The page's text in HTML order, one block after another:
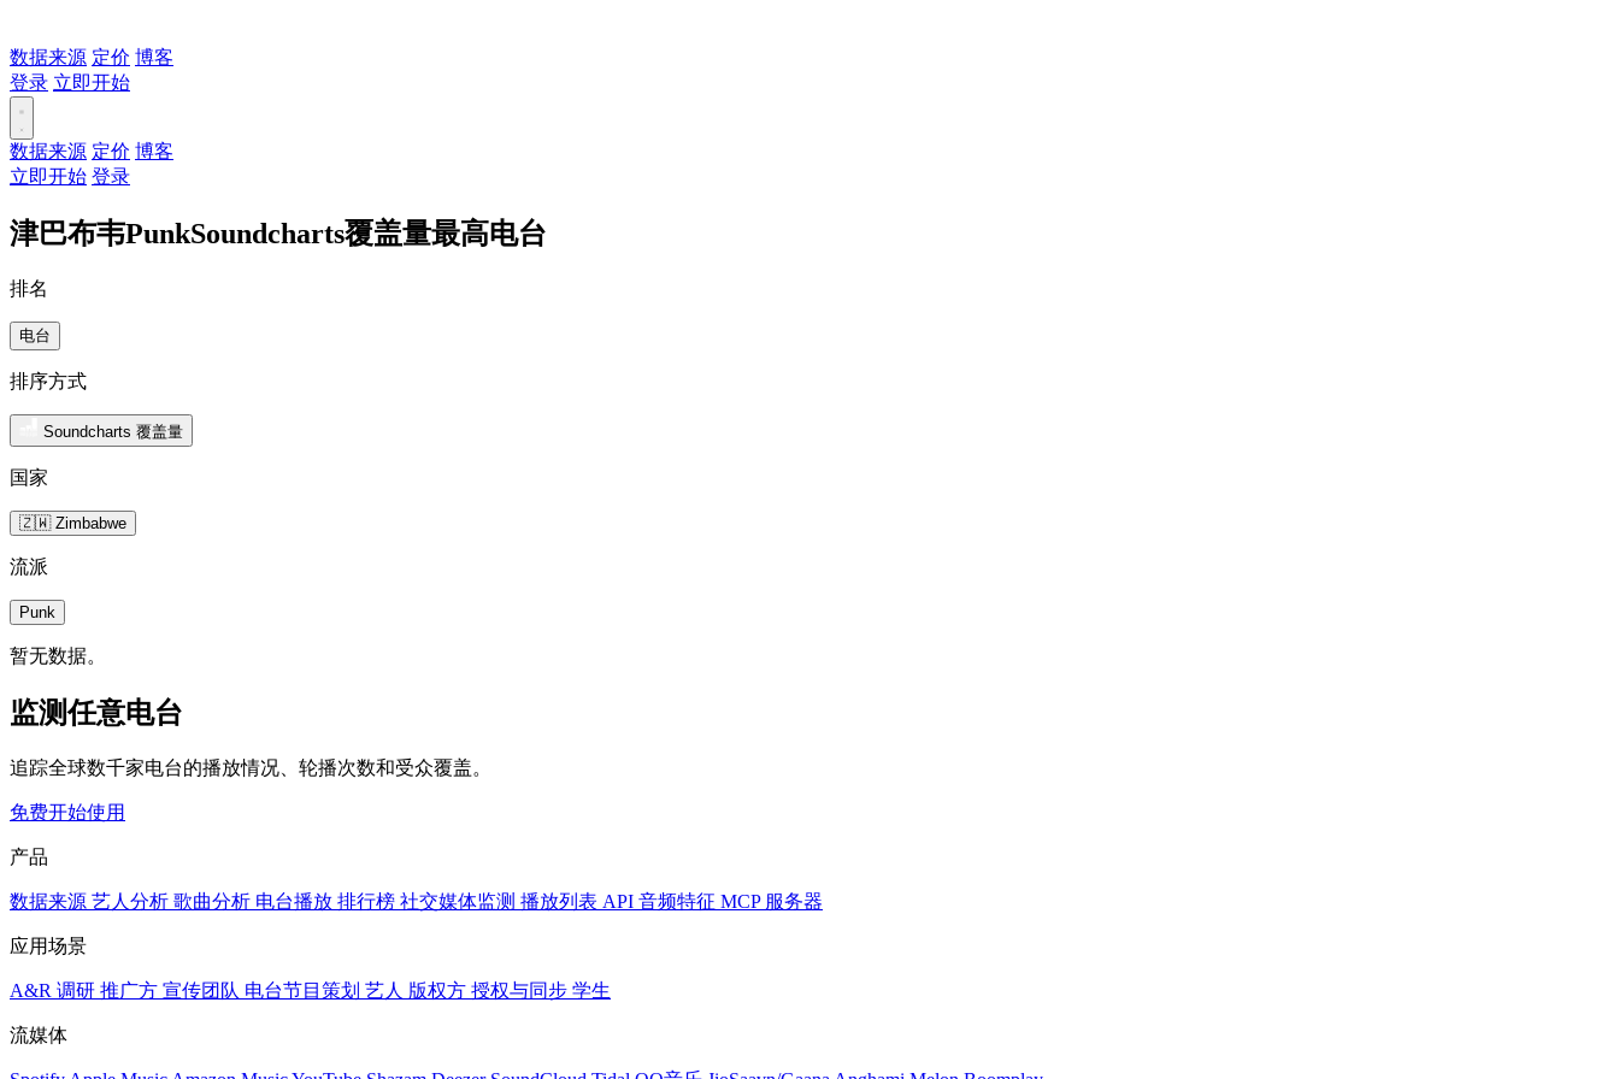
数据来源 定价 博客
登录 立即开始
数据来源 定价 博客
立即开始 登录
津巴布韦PunkSoundcharts覆盖量最高电台
排名
电台
排序方式
Soundcharts 覆盖量
国家
🇿🇼 Zimbabwe
流派
Punk
暂无数据。
监测任意电台
追踪全球数千家电台的播放情况、轮播次数和受众覆盖。
免费开始使用
产品
数据来源 艺人分析 歌曲分析 电台播放 排行榜 社交媒体监测 播放列表 API 音频特征 MCP 服务器
应用场景
A&R 调研 推广方 宣传团队 电台节目策划 艺人 版权方 授权与同步 学生
流媒体